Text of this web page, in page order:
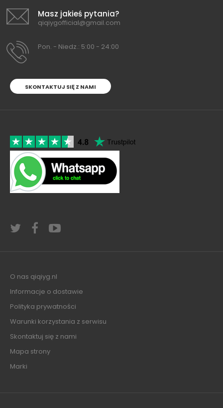
Masz jakieś pytania?
qiqiygofficial@gmail.com
Pon. - Niedz.: 5:00 - 24:00
SKONTAKTUJ SIĘ Z NAMI
O nas qiqiyg.nl
Informacje o dostawie
Polityka prywatności
Warunki korzystania z serwisu
Skontaktuj się z nami
Mapa strony
Marki